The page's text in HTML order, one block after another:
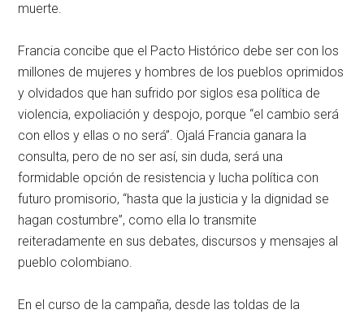
muerte.
Francia concibe que el Pacto Histórico debe ser con los
millones de mujeres y hombres de los pueblos oprimidos
y olvidados que han sufrido por siglos esa política de
violencia, expoliación y despojo, porque “el cambio será
con ellos y ellas o no será”. Ojalá Francia ganara la
consulta, pero de no ser así, sin duda, será una
formidable opción de resistencia y lucha política con
futuro promisorio, “hasta que la justicia y la dignidad se
hagan costumbre”, como ella lo transmite
reiteradamente en sus debates, discursos y mensajes al
pueblo colombiano.
En el curso de la campaña, desde las toldas de la